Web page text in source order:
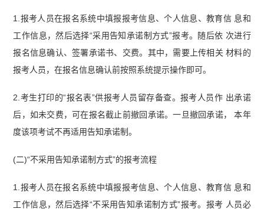
1.报考人员在报名系统中填报报考信息、个人信息、教育信 息和
工作信息，然后选择“采用告知承诺制方式”报考。随后依 次进行
报名信息确认、签署承诺书、交费。其中，需要上传相关 材料的
报考人员，在报名信息确认前按照系统提示操作即可。
2.考生打印的“报名表”供报考人员留存备查。报考人员作 出承诺
后，如未交费，可在报名截止前撤回承诺。一旦撤回承诺， 本年
度该项考试不再适用告知承诺制。
(二)“不采用告知承诺制方式”的报考流程
1.报考人员在报名系统中填报报考信息、个人信息、教育信 息和
工作信息，然后选择“不采用告知承诺制方式”报考。报考 人员必